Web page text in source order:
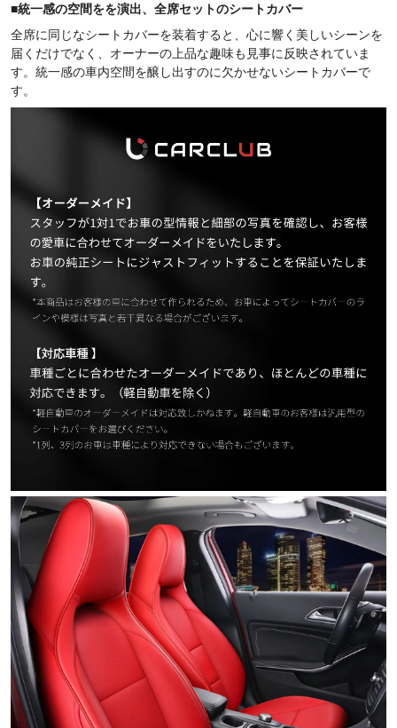
■統一感の空間をを演出、全席セットのシートカバー
全席に同じなシートカバーを装着すると、心に響く美しいシーンを
届くだけでなく、オーナーの上品な趣味も見事に反映されていま
す。統一感の車内空間を醸し出すのに欠かせないシートカバーで
す。